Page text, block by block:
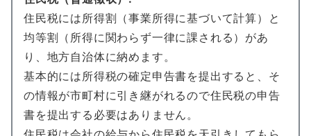
住民税には所得割（事業所得に基づいて計算）と
均等割（所得に関わらず一律に課される）があ
り、地方自治体に納めます。
基本的には所得税の確定申告書を提出すると、そ
の情報が市町村に引き継がれるので住民税の申告
書を提出する必要はありません。